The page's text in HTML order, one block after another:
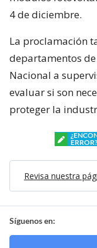
evaluar si son
ERROR?
Revisa nuestra
Síguenos en:
Suscríbete en: